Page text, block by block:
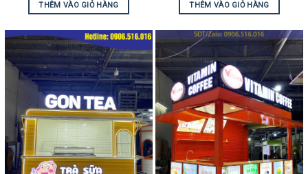
THÊM VÀO GIỎ HÀNG THÊM VÀO GIỎ HÀNG